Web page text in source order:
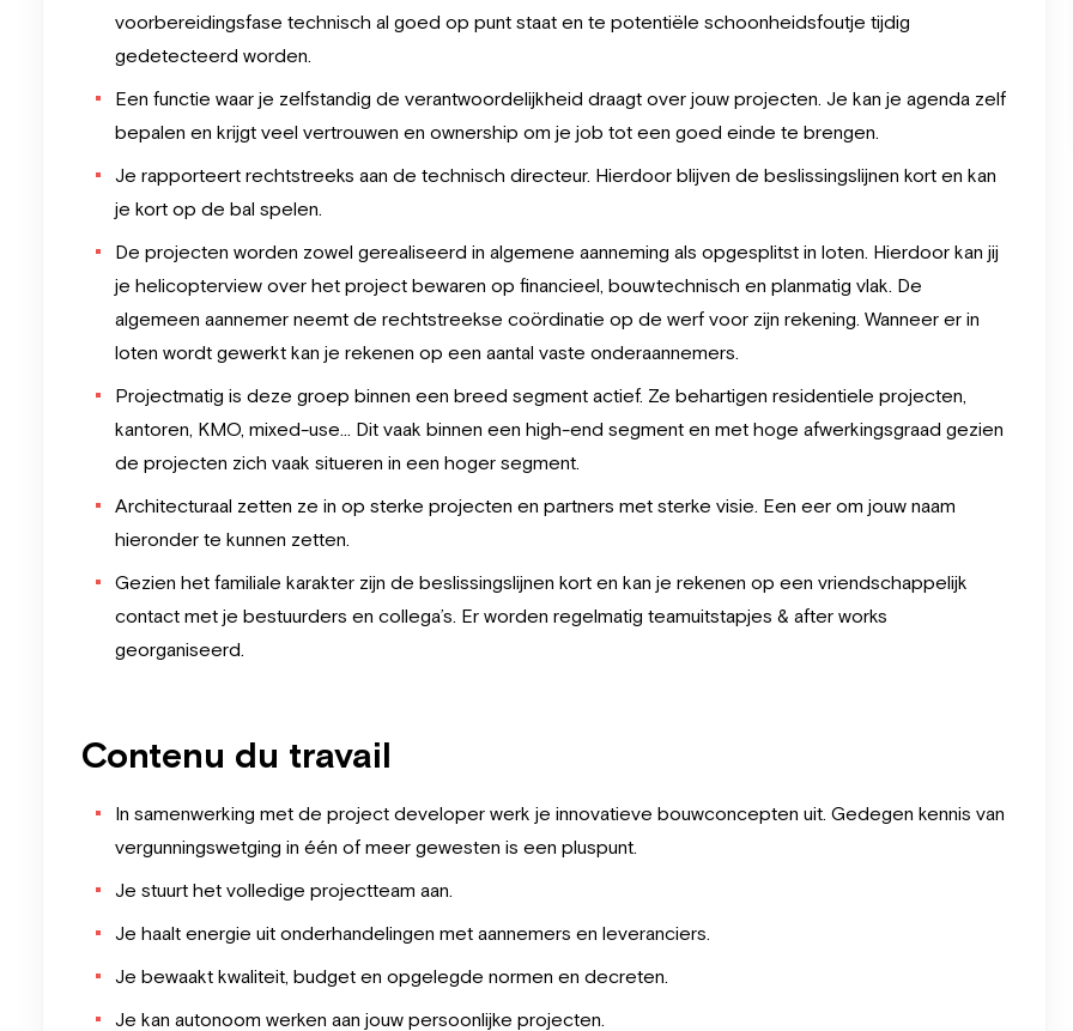
voorbereidingsfase technisch al goed op punt staat en te potentiële schoonheidsfoutje tijdig
gedetecteerd worden.
Een functie waar je zelfstandig de verantwoordelijkheid draagt over jouw projecten. Je kan je agenda zelf
bepalen en krijgt veel vertrouwen en ownership om je job tot een goed einde te brengen.
Je rapporteert rechtstreeks aan de technisch directeur. Hierdoor blijven de beslissingslijnen kort en kan
je kort op de bal spelen.
De projecten worden zowel gerealiseerd in algemene aanneming als opgesplitst in loten. Hierdoor kan jij
je helicopterview over het project bewaren op financieel, bouwtechnisch en planmatig vlak. De
algemeen aannemer neemt de rechtstreekse coördinatie op de werf voor zijn rekening. Wanneer er in
loten wordt gewerkt kan je rekenen op een aantal vaste onderaannemers.
Projectmatig is deze groep binnen een breed segment actief. Ze behartigen residentiele projecten,
kantoren, KMO, mixed-use… Dit vaak binnen een high-end segment en met hoge afwerkingsgraad gezien
de projecten zich vaak situeren in een hoger segment.
Architecturaal zetten ze in op sterke projecten en partners met sterke visie. Een eer om jouw naam
hieronder te kunnen zetten.
Gezien het familiale karakter zijn de beslissingslijnen kort en kan je rekenen op een vriendschappelijk
contact met je bestuurders en collega’s. Er worden regelmatig teamuitstapjes & after works
georganiseerd.
Contenu du travail
In samenwerking met de project developer werk je innovatieve bouwconcepten uit. Gedegen kennis van
vergunningswetging in één of meer gewesten is een pluspunt.
Je stuurt het volledige projectteam aan.
Je haalt energie uit onderhandelingen met aannemers en leveranciers.
Je bewaakt kwaliteit, budget en opgelegde normen en decreten.
Je kan autonoom werken aan jouw persoonlijke projecten.